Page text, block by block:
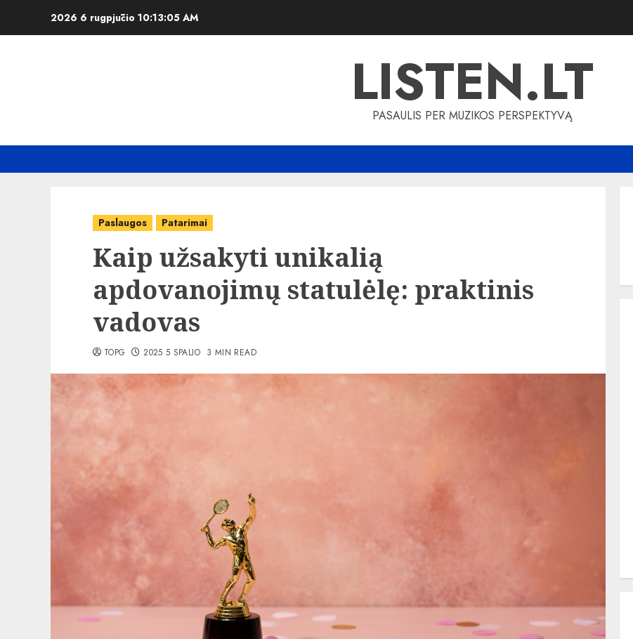
2026 6 rugpjūčio 10:13:06 AM
LISTEN.LT
PASAULIS PER MUZIKOS PERSPEKTYVĄ
Paslaugos Patarimai
Kaip užsakyti unikalią
apdovanojimų statulėlę: praktinis
vadovas
TOPG 2025 5 SPALIO 3 MIN READ